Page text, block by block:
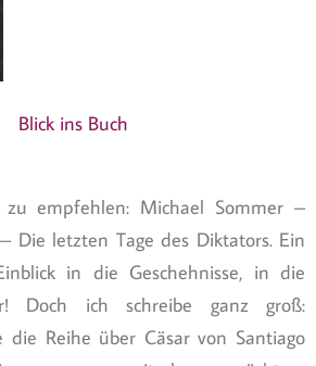
Blick ins Buch
empfehlen: Michael Sommer –
Die letzten Tage des Diktators. Ein
in die Geschehnisse, in die
Doch ich schreibe ganz groß:
die Reihe über Cäsar von Santiago